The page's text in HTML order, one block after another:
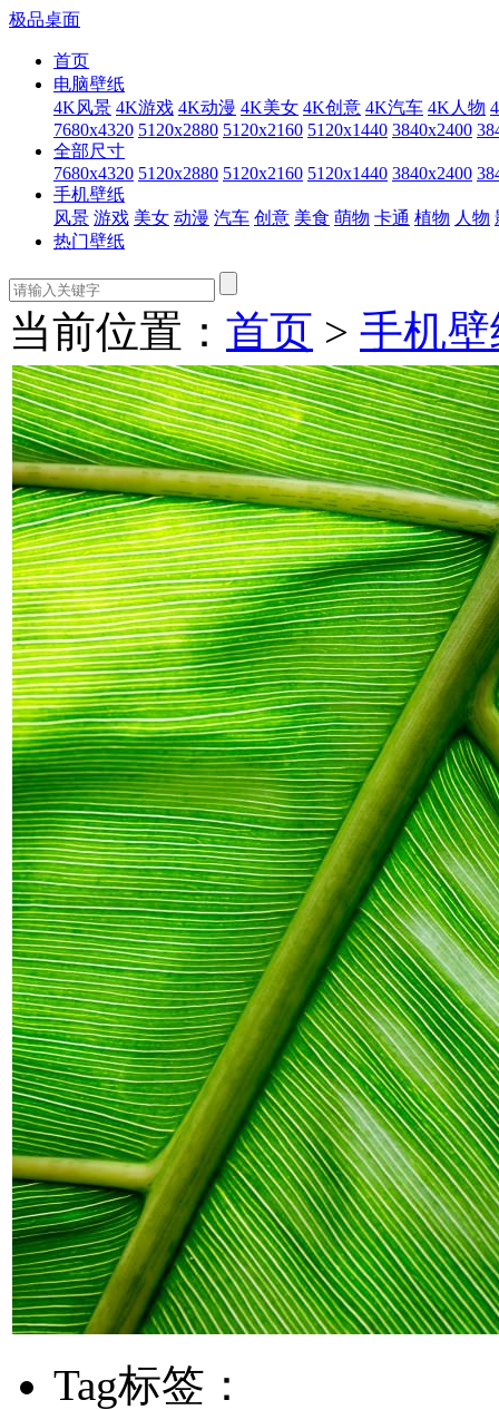
极品桌面
首页
电脑壁纸
4K风景 4K游戏 4K动漫 4K美女 4K创意 4K汽车 4K人物
7680x4320 5120x2880 5120x2160 5120x1440 3840x2400
全部尺寸
7680x4320 5120x2880 5120x2160 5120x1440 3840x2400
手机壁纸
风景 游戏 美女 动漫 汽车 创意 美食 萌物 卡通 植物 人物
热门壁纸
当前位置： 首页 > 手机
Tag标签：